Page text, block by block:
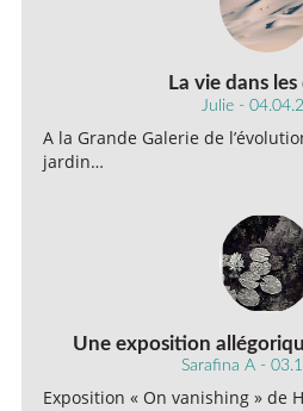
La vie dans
Julie -
A la Grande Galerie de
jardin…
Une exposition
Sarafina A -
Exposition « On vanishing » de